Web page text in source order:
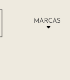
MARCAS